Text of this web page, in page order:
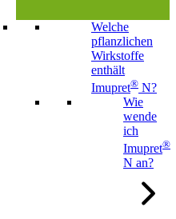
Welche
pflanzlichen
Wirkstoffe
enthält
Imupret® N?
Wie
wende
ich
Imupret®
N an?